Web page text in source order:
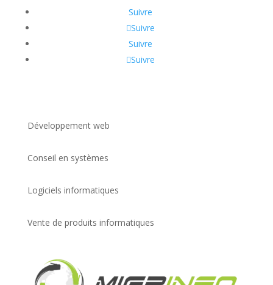
Suivre
Suivre
Suivre
Suivre
Développement web
Conseil en systèmes
Logiciels informatiques
Vente de produits informatiques